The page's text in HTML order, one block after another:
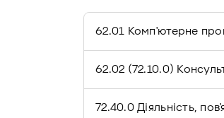
62.01 Комп'ютерне
62.02 (72.10.0)
72.40.0 Діяльність,